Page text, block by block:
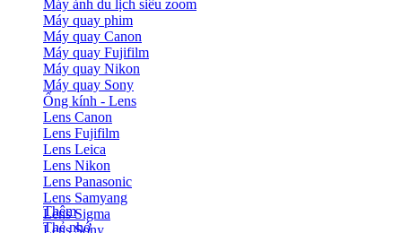
Máy ảnh du lịch siêu zoom
Máy quay phim
Máy quay Canon
Máy quay Fujifilm
Máy quay Nikon
Máy quay Sony
Ống kính - Lens
Lens Canon
Lens Fujifilm
Lens Leica
Lens Nikon
Lens Panasonic
Lens Samyang
Lens Sigma
Lens Sony
Thêm
Thẻ nhớ